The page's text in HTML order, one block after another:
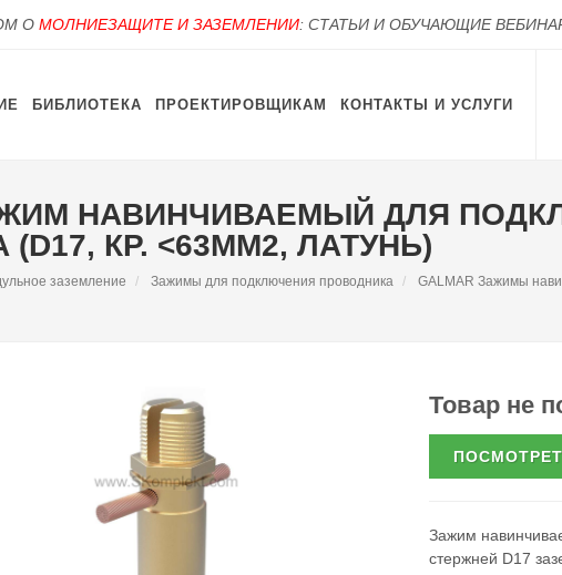
О МОЛНИЕЗАЩИТЕ И ЗАЗЕМЛЕНИИ: СТАТЬИ И ОБУЧАЮЩИЕ
БИБЛИОТЕКА ПРОЕКТИРОВЩИКАМ КОНТАКТЫ И УСЛУГИ
НАВИНЧИВАЕМЫЙ ДЛЯ
КР. <63ММ2, ЛАТУНЬ)
заземление Зажимы для подключения проводника GALMAR Зажимы
Товар не
Зажим
стержней D17